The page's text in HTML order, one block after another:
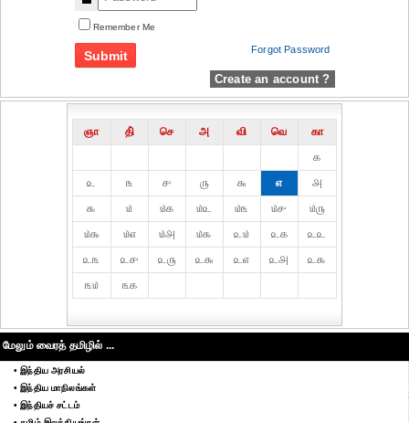
Remember Me
Forgot Password
Create an account ?
ஞா தி் செ அ வி வெ
கா
௧
௨
௩ ௪ ௫ ௬ ௭
௮
௯
௰ ௰௧ ௰௨ ௰௩ ௰௪
௰௫
௰௬
௰௭ ௰௮ ௰௯ ௨௰ ௨௧
௨௨
௨௩
௨௪ ௨௫ ௨௬ ௨௭ ௨௮
௨௯
௩௰
௩௧
மேலும் வைரத் தமிழில் ...
• இந்திய அரசியல்
• இந்திய மாநிலங்கள்
• இந்தியச் சட்டம்